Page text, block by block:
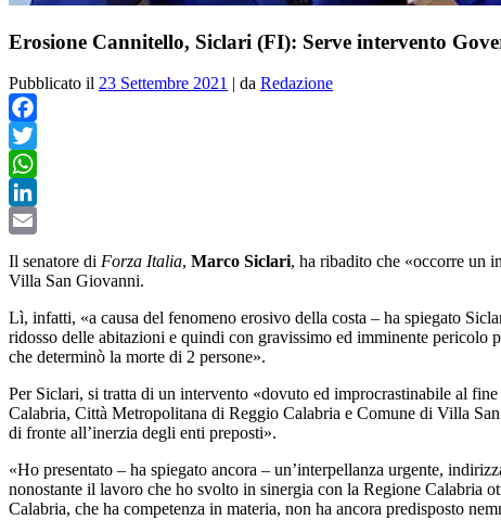
Erosione Cannitello, Siclari (FI): Serve intervento
Pubblicato il 23 Settembre 2021 | da Redazione
Facebook
Twitter
WhatsApp
LinkedIn
Il senatore di Forza Italia, Marco Siclari, ha ribadito che «occorre un
Villa San Giovanni.
Lì, infatti, «a causa del fenomeno erosivo della costa – ha spiegato
ridosso delle abitazioni e quindi con gravissimo ed imminente pericolo
che determinò la morte di 2 persone».
Per Siclari, si tratta di un intervento «dovuto ed improcrastinabile al
Calabria, Città Metropolitana di Reggio Calabria e Comune di Villa
di fronte all’inerzia degli enti preposti».
«Ho presentato – ha spiegato ancora – un’interpellanza urgente,
nonostante il lavoro che ho svolto in sinergia con la Regione Calabria
Calabria, che ha competenza in materia, non ha ancora predisposto